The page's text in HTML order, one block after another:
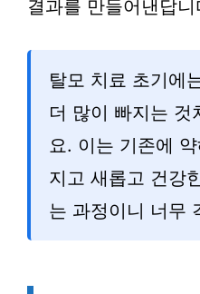
결과를 만들어낸답니
탈모 치료 초기에
더 많이 빠지는 것
요. 이는 기존에
지고 새롭고 건강
는 과정이니 너무